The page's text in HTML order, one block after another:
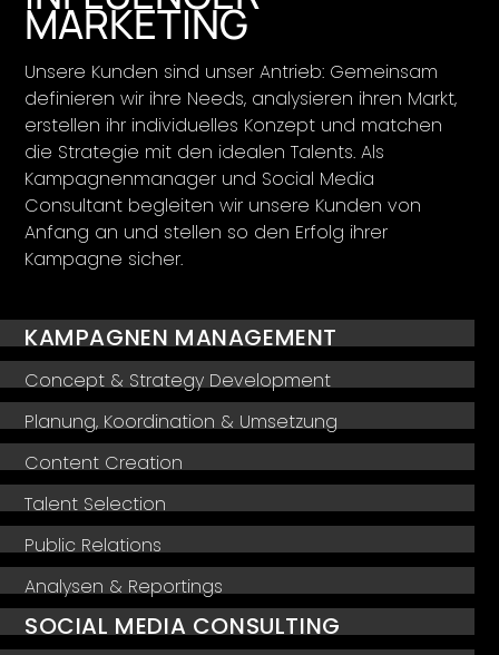
MARKETING
Unsere Kunden sind unser Antrieb: Gemeinsam
definieren wir ihre Needs, analysieren ihren Markt,
erstellen ihr individuelles Konzept und matchen
die Strategie mit den idealen Talents. Als
Kampagnenmanager und Social Media
Consultant begleiten wir unsere Kunden von
Anfang an und stellen so den Erfolg ihrer
Kampagne sicher.
KAMPAGNEN MANAGEMENT
Concept & Strategy Development
Planung, Koordination & Umsetzung
Content Creation
Talent Selection
Public Relations
Analysen & Reportings
SOCIAL MEDIA CONSULTING